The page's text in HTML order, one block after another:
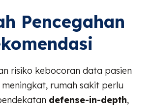
Pencegahan
risiko kebocoran data pasien
rumah sakit perlu
defense-in-depth,